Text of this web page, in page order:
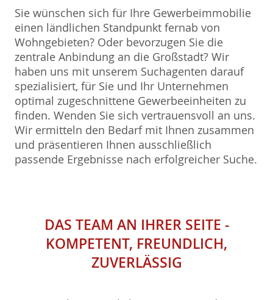
Sie wünschen sich für Ihre Gewerbeimmobilie
einen ländlichen Standpunkt fernab von
Wohngebieten? Oder bevorzugen Sie die
zentrale Anbindung an die Großstadt? Wir
haben uns mit unserem Suchagenten darauf
spezialisiert, für Sie und Ihr Unternehmen
optimal zugeschnittene Gewerbeeinheiten zu
finden. Wenden Sie sich vertrauensvoll an uns.
Wir ermitteln den Bedarf mit Ihnen zusammen
und präsentieren Ihnen ausschließlich
passende Ergebnisse nach erfolgreicher Suche.
DAS TEAM AN IHRER SEITE -
KOMPETENT, FREUNDLICH,
ZUVERLÄSSIG